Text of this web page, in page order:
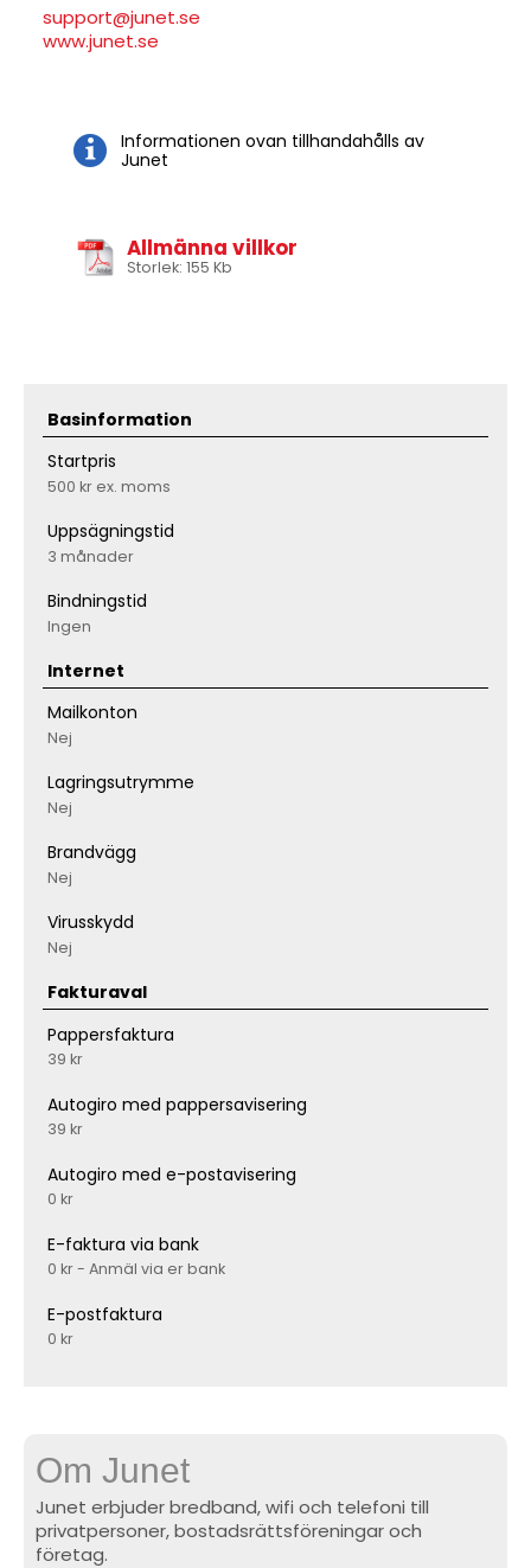
support@junet.se
www.junet.se
Informationen ovan tillhandahålls av
Junet
Allmänna villkor
Storlek: 155 Kb
Basinformation
Startpris
500 kr ex. moms
Uppsägningstid
3 månader
Bindningstid
Ingen
Internet
Mailkonton
Nej
Lagringsutrymme
Nej
Brandvägg
Nej
Virusskydd
Nej
Fakturaval
Pappersfaktura
39 kr
Autogiro med pappersavisering
39 kr
Autogiro med e-postavisering
0 kr
E-faktura via bank
0 kr - Anmäl via er bank
E-postfaktura
0 kr
Om Junet
Junet erbjuder bredband, wifi och telefoni till
privatpersoner, bostadsrättsföreningar och
företag.